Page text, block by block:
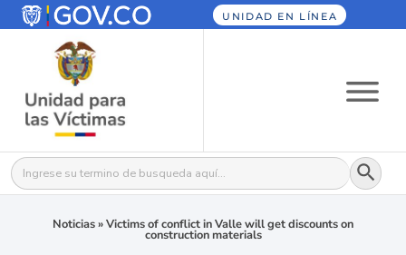
UNIDAD EN LÍNEA
Buscar: Botón
Noticias»Victims of conflict in Valle will get discounts on
construction materials